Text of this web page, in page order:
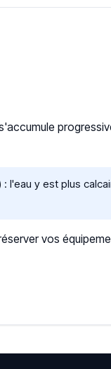
l'eau y est plus
vos